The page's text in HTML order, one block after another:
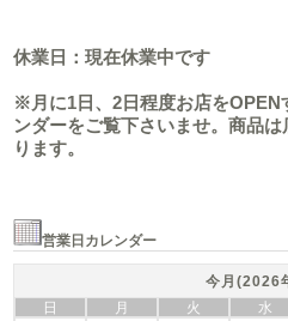
休業日：現在休業中です
※月に1日、2日程度お店をOPEN
ンダーをご覧下さいませ。商品
ります。
営業日カレンダー
今月(2026
日
月 火 水